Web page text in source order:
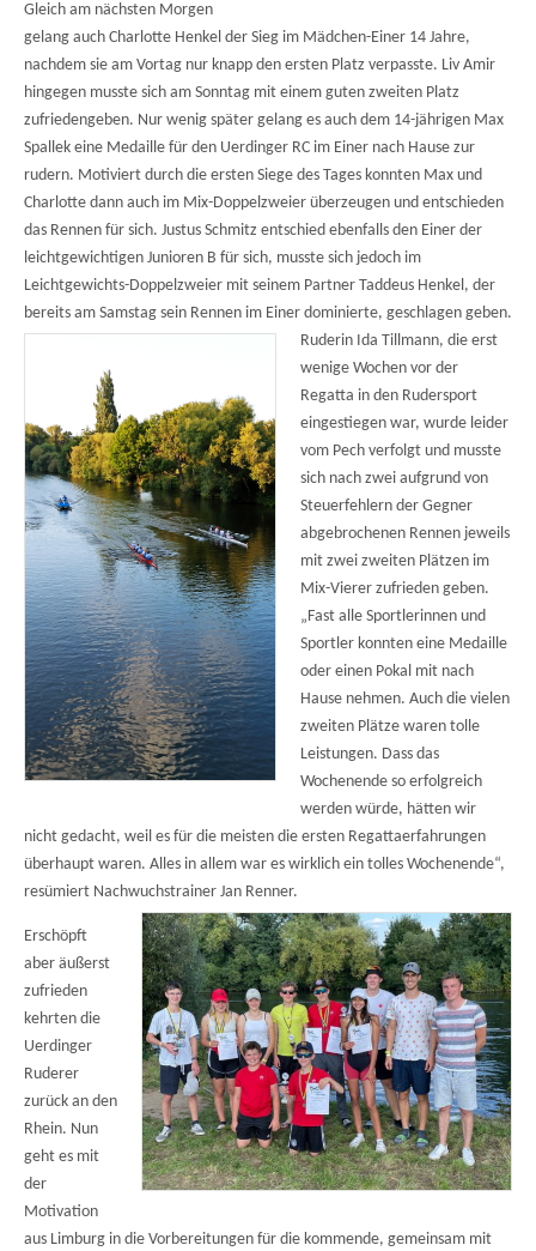
Gleich am nächsten Morgen
gelang auch Charlotte Henkel der Sieg im Mädchen-Einer 14 Jahre,
nachdem sie am Vortag nur knapp den ersten Platz verpasste. Liv Amir
hingegen musste sich am Sonntag mit einem guten zweiten Platz
zufriedengeben. Nur wenig später gelang es auch dem 14-jährigen Max
Spallek eine Medaille für den Uerdinger RC im Einer nach Hause zur
rudern. Motiviert durch die ersten Siege des Tages konnten Max und
Charlotte dann auch im Mix-Doppelzweier überzeugen und entschieden
das Rennen für sich. Justus Schmitz entschied ebenfalls den Einer der
leichtgewichtigen Junioren B für sich, musste sich jedoch im
Leichtgewichts-Doppelzweier mit seinem Partner Taddeus Henkel, der
bereits am Samstag sein Rennen im Einer dominierte, geschlagen geben.
Ruderin Ida Tillmann, die erst
wenige Wochen vor der
Regatta in den Rudersport
eingestiegen war, wurde leider
vom Pech verfolgt und musste
sich nach zwei aufgrund von
Steuerfehlern der Gegner
abgebrochenen Rennen jeweils
mit zwei zweiten Plätzen im
Mix-Vierer zufrieden geben.
„Fast alle Sportlerinnen und
Sportler konnten eine Medaille
oder einen Pokal mit nach
Hause nehmen. Auch die vielen
zweiten Plätze waren tolle
Leistungen. Dass das
Wochenende so erfolgreich
werden würde, hätten wir
nicht gedacht, weil es für die meisten die ersten Regattaerfahrungen
überhaupt waren. Alles in allem war es wirklich ein tolles Wochenende“,
resümiert Nachwuchstrainer Jan Renner.
Erschöpft
aber äußerst
zufrieden
kehrten die
Uerdinger
Ruderer
zurück an den
Rhein. Nun
geht es mit
der
Motivation
aus Limburg in die Vorbereitungen für die kommende, gemeinsam mit